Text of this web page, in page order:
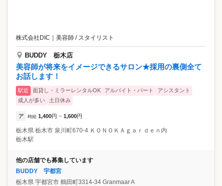
株式会社DIC ｜ 美容師 / スタイリスト
BUDDY 栃木店
美容師が将来をイメージできるサロン★採用の裏側全て
お話します！
駅近 面貸し・ミラーレンタルOK アルバイト・パート
アシスタント
成人が多い
土日休み
ア 時給 1,400円 ~ 1,600円
栃木県 栃木市 泉川町670-4 ＫＯＮＯＫＡｇａｒｄｅｎ内
栃木駅
他の店舗でも募集しています
BUDDY 宇都宮
栃木県 宇都宮市 鶴田町3314-34 Granmaar A